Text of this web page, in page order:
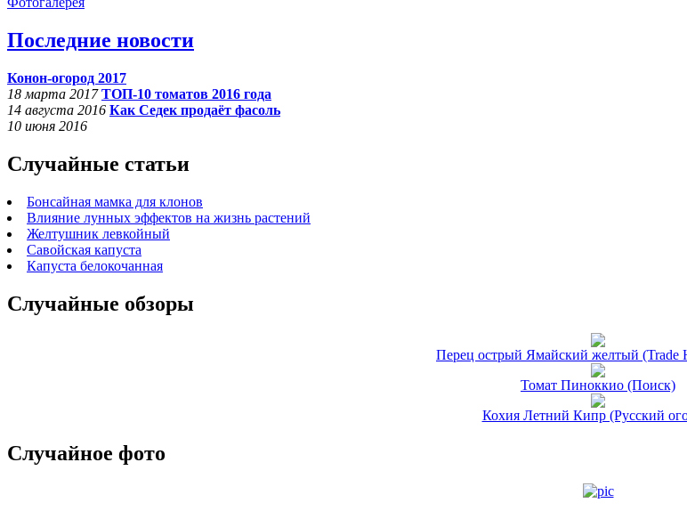
Последние новости
Конон-огород 2017
18 марта 2017 ТОП-10 томатов 2016 года
14 августа 2016 Как Седек продаёт фасоль
10 июня 2016
Случайные статьи
Бонсайная мамка для клонов
Влияние лунных эффектов на жизнь растений
Желтушник левкойный
Савойская капуста
Капуста белокочанная
Случайные обзоры
Перец острый Ямайский желтый (Trade
Томат Пиноккио (Поиск)
Кохия Летний Кипр (Русский
Случайное фото